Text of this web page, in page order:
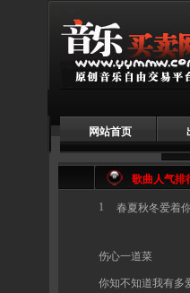
网站首页
歌曲人气排
1 春夏秋冬爱着
伤心一道菜
你知不知道我有多